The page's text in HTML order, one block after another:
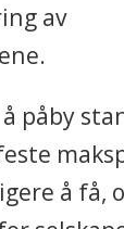
av
påby
å få,